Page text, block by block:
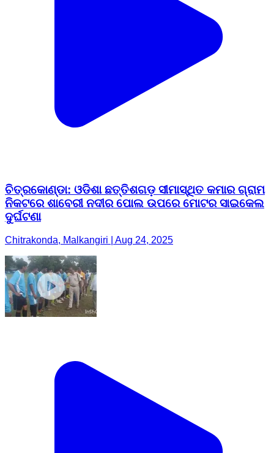
ଚିତ୍ରକୋଣ୍ଡା: ଓଡିଶା ଛତ୍ତିଶଗଡ଼ ସୀମାସ୍ଥିତ କମାର ଗ୍ରାମ
ନିକଟରେ ଶାବେରୀ ନଦୀର ପୋଲ ଉପରେ ମୋଟର ସାଇକେଲ
ଦୁର୍ଘଟଣା
Chitrakonda, Malkangiri | Aug 24, 2025